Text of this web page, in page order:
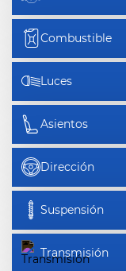
Combustible
Luces
Asientos
Dirección
Suspensión
Transmisión